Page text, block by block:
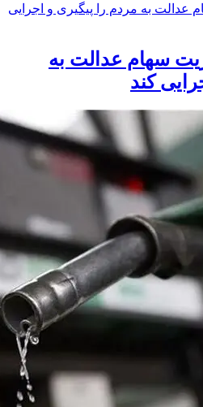
سهام عدالت به
کند